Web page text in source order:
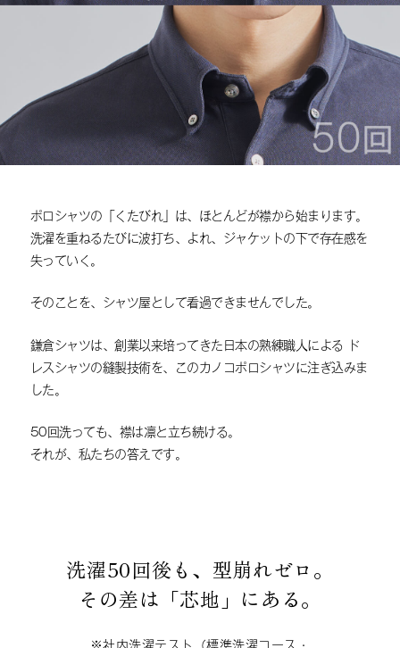
ポロシャツの「くたびれ」は、ほとんどが襟から始まります。
洗濯を重ねるたびに波打ち、よれ、ジャケットの下で存在感を
失っていく。
そのことを、シャツ屋として看過できませんでした。
鎌倉シャツは、創業以来培ってきた日本の熟練職人による
ド
レスシャツの縫製技術を、このカノコポロシャツに注ぎ込みま
した。
50回洗っても、襟は凛と立ち続ける。
それが、私たちの答えです。
洗濯50回後も、型崩れゼロ。
その差は「芯地」にある。
※社内洗濯テスト（標準洗濯コース・